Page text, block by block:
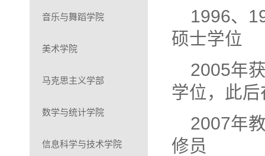
音乐与舞蹈学院
美术学院
马克思主义学部
数学与统计学院
信息科学与技术学院
1996、
硕士学位
2005年
学位，此
2007年
修员